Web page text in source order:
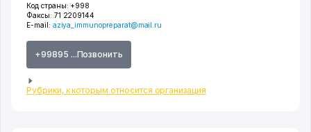
Код страны: +998
Факсы: 71 2209144
E-mail: aziya_immunopreparat@mail.ru
+99895 ...Позвонить
Рубрики, к которым относится организация